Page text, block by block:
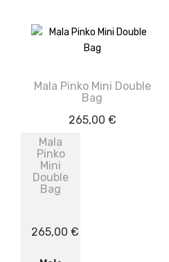
Mala Pinko Mini Double
Bag
265,00 €
Mala
Pinko
Mini
Double
Bag
265,00€